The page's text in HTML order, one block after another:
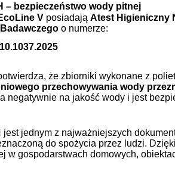
– bezpieczeństwo wody pitnej
V posiadająAtest Higieniczny
o numerze:
że zbiorniki wykonane z
przechowywania wody
negatywnie na jakość wody i jest
jest jednym z najważniejszych
do spożycia przez ludzi.
w gospodarstwach domowych,